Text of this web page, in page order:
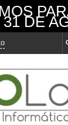
usa
e outras
melhorar a
nosso site,
31 DE